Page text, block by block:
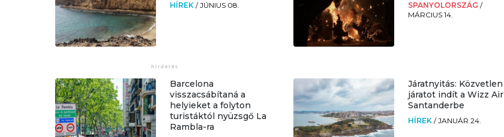
HÍREK/JÚNIUS 08. SPANYOLORSZÁG /
MÁRCIUS 14.
Barcelona
visszacsábítaná a
helyieket a folyton
turistáktól nyüzsgő La
Rambla-ra
Járatnyitás: Közvetlen
járatot indít a Wizz Air
Santanderbe
HÍREK /JANUÁR 24.